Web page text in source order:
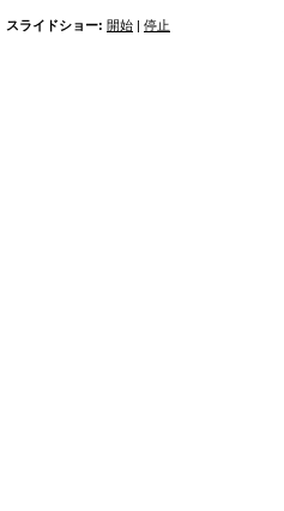
スライドショー: 開始 | 停止